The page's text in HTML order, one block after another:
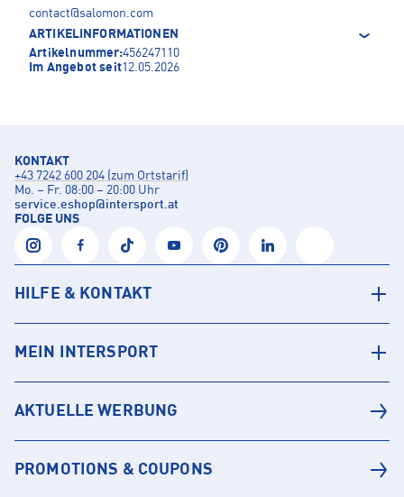
contact@salomon.com
ARTIKELINFORMATIONEN
Artikelnummer:456247110
Im Angebot seit12.05.2026
KONTAKT
+43 7242 600 204 (zum Ortstarif)
Mo. – Fr. 08:00 – 20:00 Uhr
service.eshop@intersport.at
FOLGE UNS
HILFE & KONTAKT
MEIN INTERSPORT
AKTUELLE WERBUNG
PROMOTIONS & COUPONS